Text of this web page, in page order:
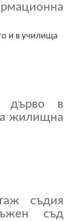
и в училища
дърво в
жилищна
съдия
съд